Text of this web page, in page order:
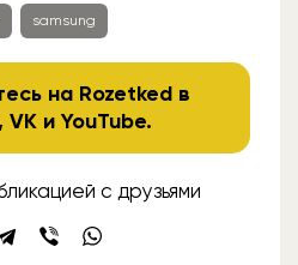
samsung
на Rozetked в
,VK иYouTube.
с друзьями